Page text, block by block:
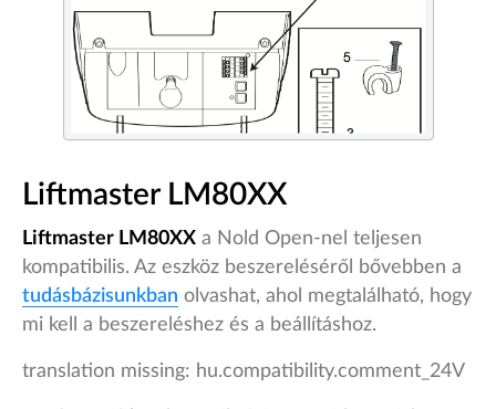
Liftmaster LM80XX
Liftmaster LM80XX a Nold Open-nel teljesen
kompatibilis. Az eszköz beszereléséről bővebben a
tudásbázisunkban olvashat, ahol megtalálható, hogy
mi kell a beszereléshez és a beállításhoz.
translation missing: hu.compatibility.comment_24V